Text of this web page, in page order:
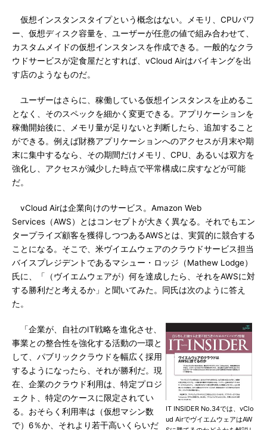
仮想インスタンスタイプという概念はない。メモリ、CPUパワ
ー、仮想ディスク容量を、ユーザーが任意の値で組み合わせて、
カスタムメイドの仮想インスタンスを作成できる。一般的なクラ
ウドサービスが定食屋だとすれば、vCloud Airはバイキングを出
す店のようなものだ。
ユーザーはさらに、稼働している仮想インスタンスを止めるこ
となく、そのスペックを細かく変更できる。アプリケーションを
稼働開始後に、メモリ量が足りないと判断したら、追加すること
ができる。例えば財務アプリケーションへのアクセスが月末や期
末に集中するなら、その期間だけメモリ、CPU、あるいは双方を
強化し、アクセスが減少した時点で平常構成に戻すなどが可能
だ。
vCloud Airは企業向けのサービス。Amazon Web
Services（AWS）とはコンセプトが大きく異なる。それでもエン
タープライズ顧客を獲得しつつあるAWSとは、実質的に競合する
ことになる。そこで、米ヴイエムウェアのクラウドサービス担当
バイスプレジデントであるマシュー・ロッジ（Mathew Lodge）
氏に、「（ヴイエムウェアが）何を達成したら、それをAWSに対
する勝利だと考えるか」と聞いてみた。同氏は次のように答え
た。
IT INSIDER No.34では、vClo
ud AirでヴイエムウェアはAW
「企業が、自社のIT戦略を進化させ、
事業との整合性を強化する活動の一環と
して、パブリッククラウドを幅広く採用
するようになったら、それが勝利だ。現
在、企業のクラウド利用は、特定プロジ
ェクト、特定のケースに限定されてい
る。おそらく利用率は（仮想マシン数
で）6％か、それより若干高いくらいだ